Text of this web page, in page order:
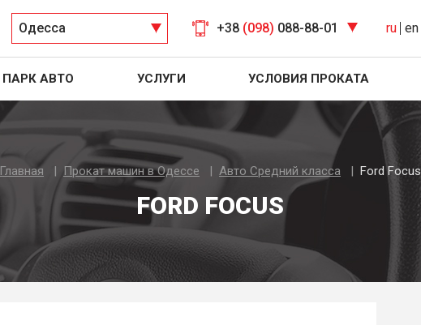
Одесса +38 (098) 088-88-01 ru en
ПАРК АВТО УСЛУГИ УСЛОВИЯ ПРОКАТА
Главная Прокат машин в Одессе Авто Средний класса Ford Focus
FORD FOCUS